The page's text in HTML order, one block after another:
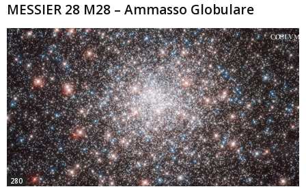
MESSIER 28 M28 – Ammasso Globulare
280